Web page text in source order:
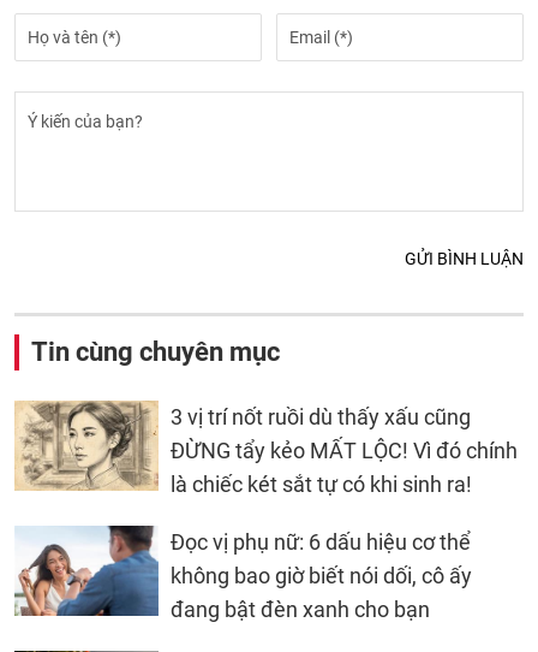
GỬI BÌNH LUẬN
Tin cùng chuyên mục
3 vị trí nốt ruồi dù thấy xấu cũng
ĐỪNG tẩy kẻo MẤT LỘC! Vì đó chính
là chiếc két sắt tự có khi sinh ra!
Đọc vị phụ nữ: 6 dấu hiệu cơ thể
không bao giờ biết nói dối, cô ấy
đang bật đèn xanh cho bạn